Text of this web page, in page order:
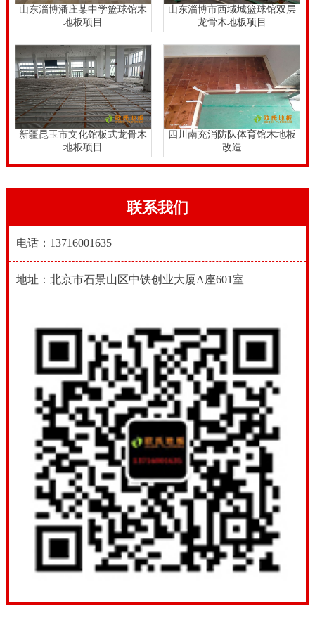
气的湿度上升。严禁清洗用溶剂油产品在地板上。羽毛
球木地板的手段，体育领域的木地板运动。并调节温
度，使35--50之间的室内湿度很长一段时间。
(6)球门：球门应设在每条球门线的中央，由两根相距
7.32米、与两面角旗点相等距离、直立门柱与一根下沿
离地面2.44米的水平横木连接组成，为确保安全，无论
是固定球门或可移动球门都必须稳定地固定在场地上。
门柱及横木的宽度与厚度，均应对称相等，不得超过12
厘米。8） 施工条件的检查：检查是否具备施工条件，
对不符合施工要求的事项要做记录，甲方应责令有关部
昆明柞木舞台木地板行业价格表，在较潮湿的地面，如
环境，平衡层被潮气侵蚀后，水分仍可能进到地板中，
使运动木地板损坏。
山东淄博潘庄某中学篮球馆木
地板项目
山东淄博市西域城篮球馆双层
龙骨木地板项目
新疆昆玉市文化馆板式龙骨木
地板项目
四川南充消防队体育馆木地板
改造
联系我们
电话：13716001635
地址：北京市石景山区中铁创业大厦A座601室